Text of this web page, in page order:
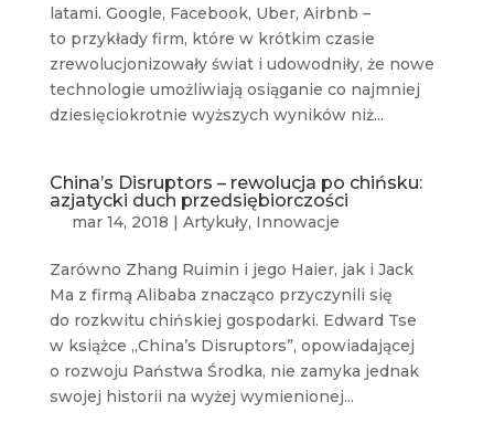
latami. Google, Facebook, Uber, Airbnb –
to przykłady firm, które w krótkim czasie
zrewolucjonizowały świat i udowodniły, że nowe
technologie umożliwiają osiąganie co najmniej
dziesięciokrotnie wyższych wyników niż...
China’s Disruptors – rewolucja po chińsku:
azjatycki duch przedsiębiorczości
mar 14, 2018 | Artykuły, Innowacje
Zarówno Zhang Ruimin i jego Haier, jak i Jack
Ma z firmą Alibaba znacząco przyczynili się
do rozkwitu chińskiej gospodarki. Edward Tse
w książce „China’s Disruptors”, opowiadającej
o rozwoju Państwa Środka, nie zamyka jednak
swojej historii na wyżej wymienionej...